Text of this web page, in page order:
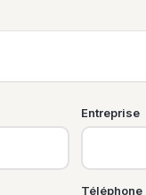
Entreprise
Téléphone